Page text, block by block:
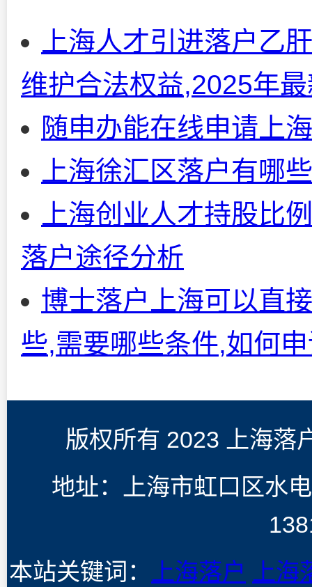
上海人才引进落户乙
维护合法权益,2025年
随申办能在线申请上
上海徐汇区落户有哪
上海创业人才持股比
落户途径分析
博士落户上海可以直
些,需要哪些条件,如何
版权所有 2023 上海落
地址：上海市虹口区水
本站关键词：
上海落户 上